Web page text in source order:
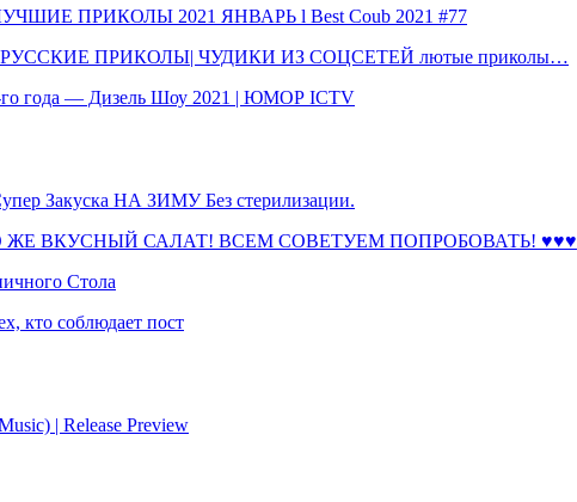
ПРИКОЛЫ 2021 ЯНВАРЬ l Best Coub 2021 #77
ПРИКОЛЫ| ЧУДИКИ ИЗ СОЦСЕТЕЙ лютые приколы…
года — Дизель Шоу 2021 | ЮМОР ICTV
НА ЗИМУ Без стерилизации.
ВКУСНЫЙ САЛАТ! ВСЕМ СОВЕТУЕМ ПОПРОБОВАТЬ! ♥♥♥
Стола
кто соблюдает пост
| Release Preview